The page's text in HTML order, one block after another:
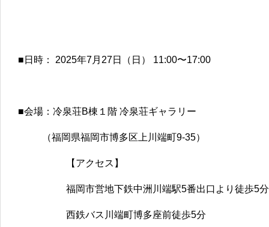
■日時： 2025年7月27日（日） 11:00〜17:00
■会場：冷泉荘B棟１階 冷泉荘ギャラリー
（福岡県福岡市博多区上川端町9-35）
【アクセス】
福岡市営地下鉄中洲川端駅5番出口より徒歩5分
西鉄バス川端町博多座前徒歩5分